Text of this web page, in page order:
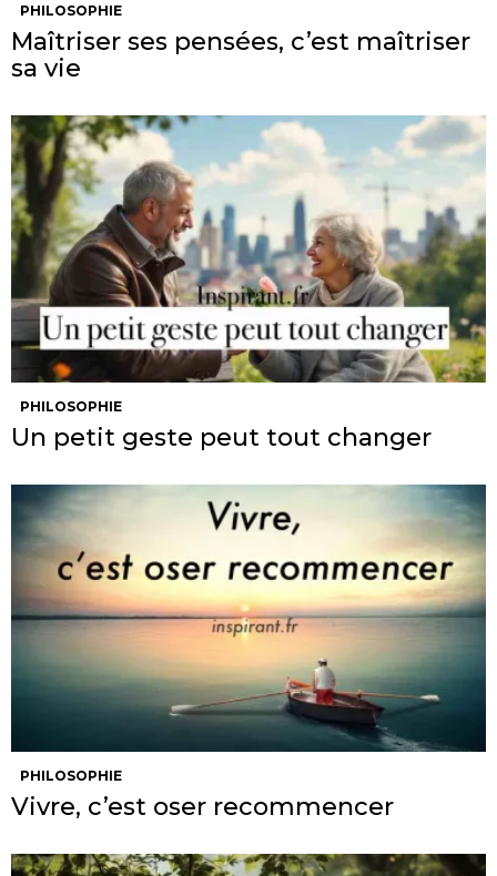
PHILOSOPHIE
Maîtriser ses pensées, c’est maîtriser
sa vie
PHILOSOPHIE
Un petit geste peut tout changer
PHILOSOPHIE
Vivre, c’est oser recommencer